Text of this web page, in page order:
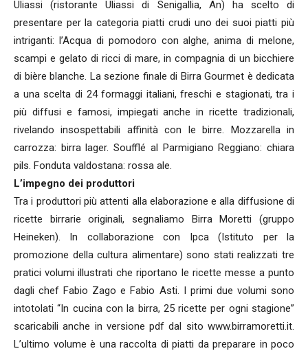
Uliassi (ristorante Uliassi di Senigallia, An) ha scelto di
presentare per la categoria piatti crudi uno dei suoi piatti più
intriganti: l’Acqua di pomodoro con alghe, anima di melone,
scampi e gelato di ricci di mare, in compagnia di un bicchiere
di bière blanche. La sezione finale di Birra Gourmet è dedicata
a una scelta di 24 formaggi italiani, freschi e stagionati, tra i
più diffusi e famosi, impiegati anche in ricette tradizionali,
rivelando insospettabili affinità con le birre. Mozzarella in
carrozza: birra lager. Soufflé al Parmigiano Reggiano: chiara
pils. Fonduta valdostana: rossa ale.
L’impegno dei produttori
Tra i produttori più attenti alla elaborazione e alla diffusione di
ricette birrarie originali, segnaliamo Birra Moretti (gruppo
Heineken). In collaborazione con Ipca (Istituto per la
promozione della cultura alimentare) sono stati realizzati tre
pratici volumi illustrati che riportano le ricette messe a punto
dagli chef Fabio Zago e Fabio Asti. I primi due volumi sono
intotolati “In cucina con la birra, 25 ricette per ogni stagione”
scaricabili anche in versione pdf dal sito www.birramoretti.it.
L’ultimo volume è una raccolta di piatti da preparare in poco